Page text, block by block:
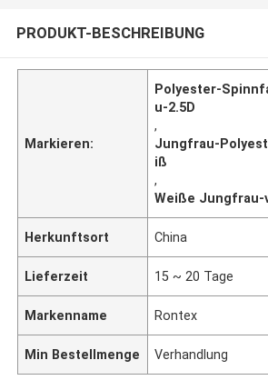
PRODUKT-BESCHREIBUNG
Markieren:
Polyester-
u-2.5D
,
Jungfrau-
iß
,
Weiße Jungfrau-
Herkunftsort China
Lieferzeit 15 ~ 20 Tage
Markenname Rontex
Min Bestellmenge Verhandlung